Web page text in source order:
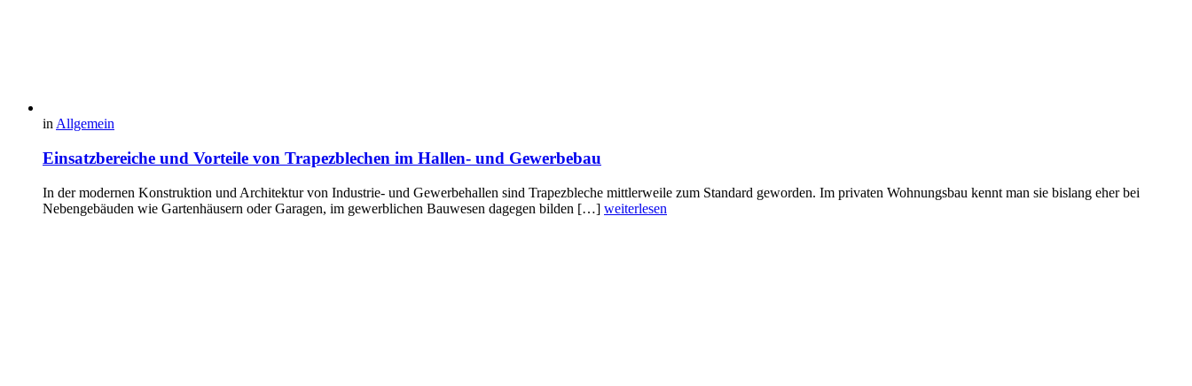
in Allgemein
Einsatzbereiche und Vorteile von Trapezblechen im Hallen- und Gewerbebau
In der modernen Konstruktion und Architektur von Industrie- und Gewerbehallen sind Trapezbleche mittlerweile zum Standard geworden. Im privaten Wohnungsbau kennt man sie bislang eher bei
Nebengebäuden wie Gartenhäusern oder Garagen, im gewerblichen Bauwesen dagegen bilden […] weiterlesen